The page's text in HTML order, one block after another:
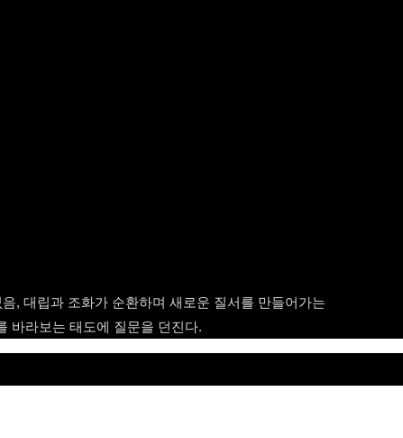
, 대립과 조화가 순환하며 새로운 질서를 만들어가는
바라보는 태도에 질문을 던진다.